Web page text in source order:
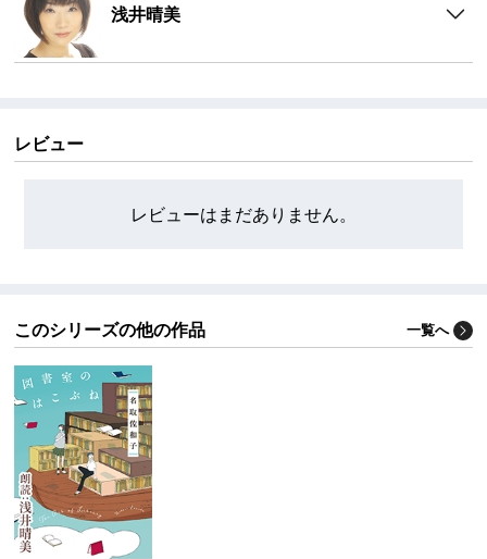
浅井晴美
レビュー
レビューはまだありません。
このシリーズの他の作品 一覧へ